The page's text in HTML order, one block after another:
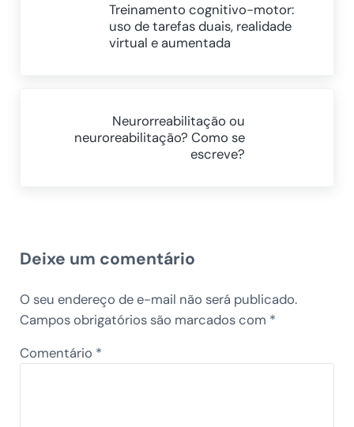
Treinamento cognitivo-motor:
uso de tarefas duais, realidade
virtual e aumentada
Neurorreabilitação ou
neuroreabilitação? Como se
escreve?
Deixe um comentário
O seu endereço de e-mail não será publicado.
Campos obrigatórios são marcados com *
Comentário *